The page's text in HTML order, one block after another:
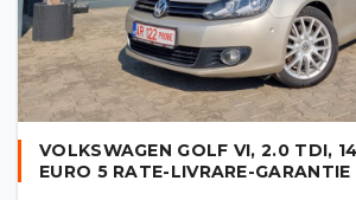
VOLKSWAGEN GOLF VI, 2.0 TDI,
EURO 5 RATE-LIVRARE-GARANTIE